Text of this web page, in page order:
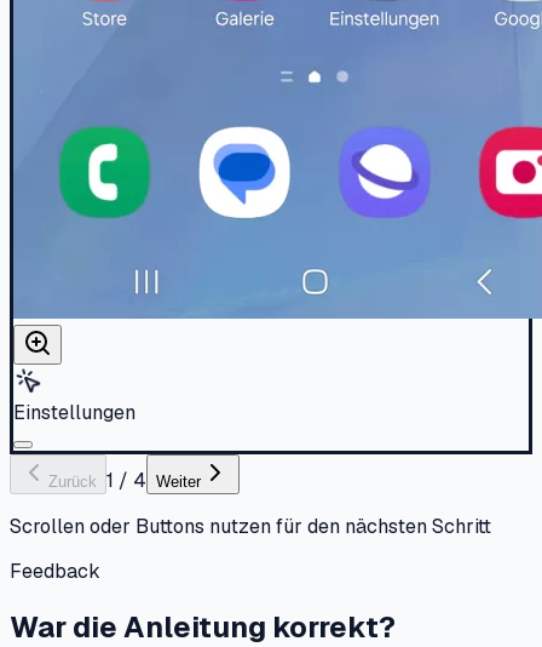
Einstellungen
Zurück 1 / 4 Weiter
Scrollen oder Buttons nutzen für den nächsten Schritt
Feedback
War die Anleitung korrekt?